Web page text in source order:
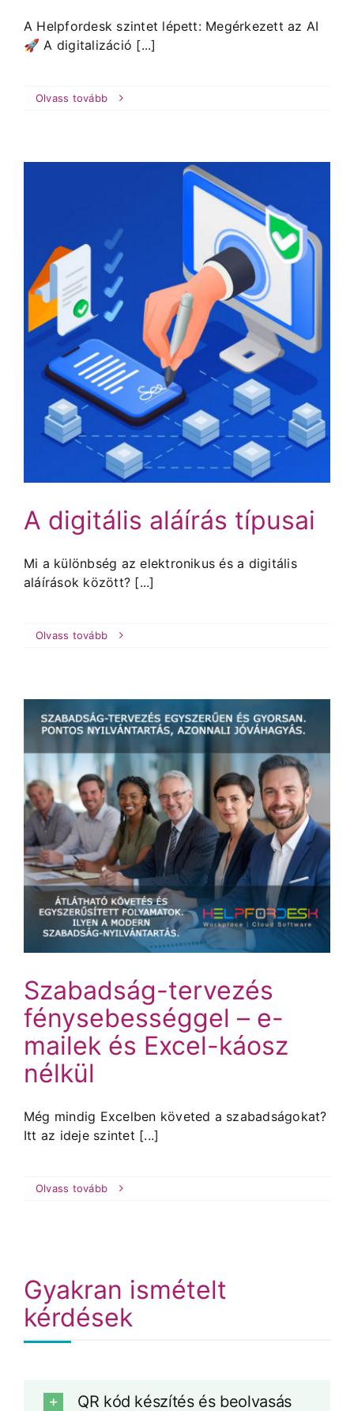
A Helpfordesk szintet lépett: Megérkezett az AI
🚀 A digitalizáció [...]
Olvass tovább
A digitális aláírás típusai
Mi a különbség az elektronikus és a digitális
aláírások között? [...]
Olvass tovább
Szabadság-tervezés
fénysebességgel – e-
mailek és Excel-káosz
nélkül
Még mindig Excelben követed a szabadságokat?
Itt az ideje szintet [...]
Olvass tovább
Gyakran ismételt
kérdések
QR kód készítés és beolvasás